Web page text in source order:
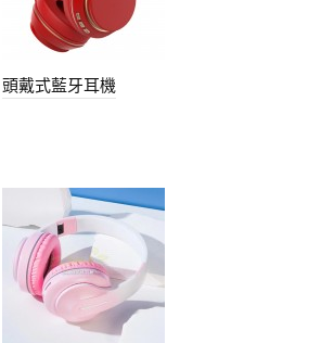
頭戴式藍牙耳機